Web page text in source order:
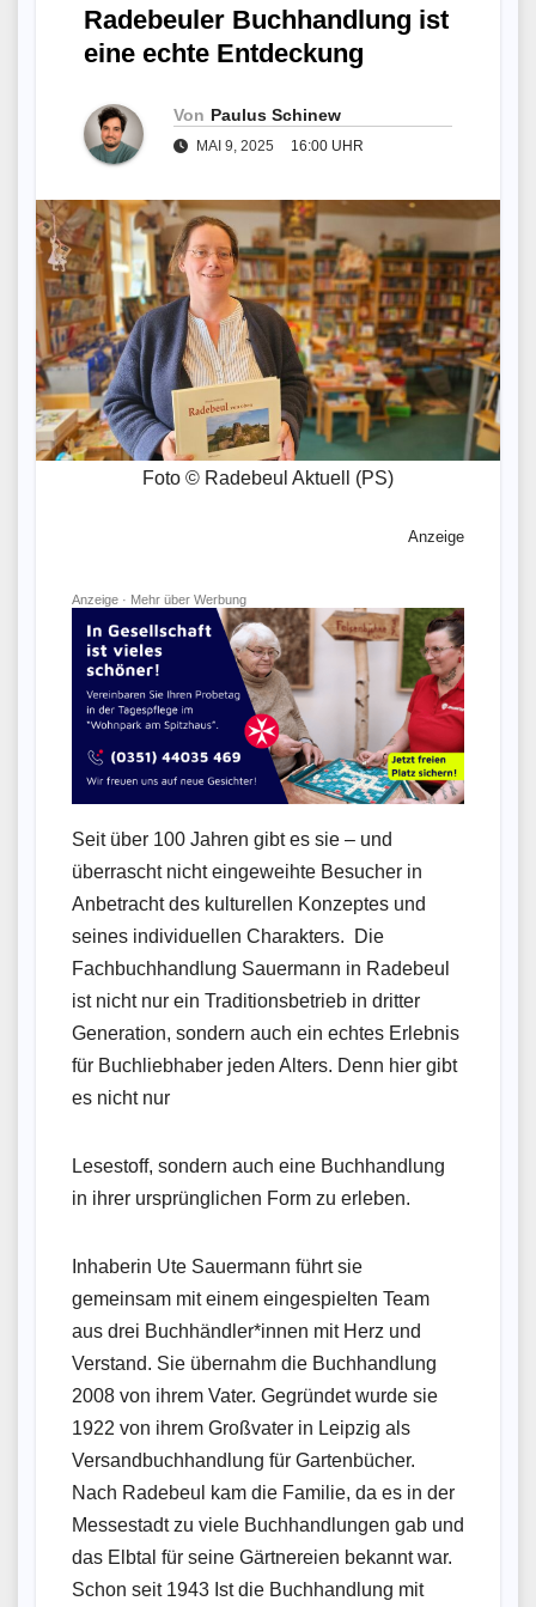
Radebeuler Buchhandlung ist
eine echte Entdeckung
Von Paulus Schinew
MAI 9, 2025 16:00 UHR
Foto © Radebeul Aktuell (PS)
Anzeige
Anzeige · Mehr über Werbung
Seit über 100 Jahren gibt es sie – und
überrascht nicht eingeweihte Besucher in
Anbetracht des kulturellen Konzeptes und
seines individuellen Charakters. Die
Fachbuchhandlung Sauermann in Radebeul
ist nicht nur ein Traditionsbetrieb in dritter
Generation, sondern auch ein echtes Erlebnis
für Buchliebhaber jeden Alters. Denn hier gibt
es nicht nur
Lesestoff, sondern auch eine Buchhandlung
in ihrer ursprünglichen Form zu erleben.
Inhaberin Ute Sauermann führt sie
gemeinsam mit einem eingespielten Team
aus drei Buchhändler*innen mit Herz und
Verstand. Sie übernahm die Buchhandlung
2008 von ihrem Vater. Gegründet wurde sie
1922 von ihrem Großvater in Leipzig als
Versandbuchhandlung für Gartenbücher.
Nach Radebeul kam die Familie, da es in der
Messestadt zu viele Buchhandlungen gab und
das Elbtal für seine Gärtnereien bekannt war.
Schon seit 1943 Ist die Buchhandlung mit